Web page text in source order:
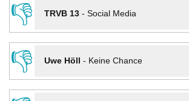
👎
TRVB 13- Social Media
👎
Uwe Höll - Keine Chance